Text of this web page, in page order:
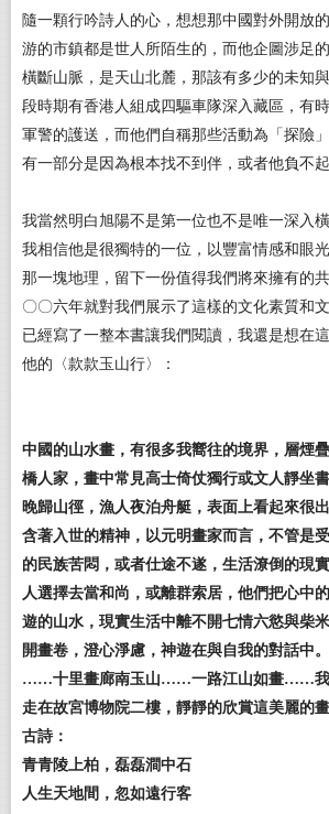
隨一顆行吟詩人的心，想想那中國對外開放
游的市鎮都是世人所陌生的，而他企圖涉足
橫斷山脈，是天山北麓，那該有多少的未知
段時期有香港人組成四驅車隊深入藏區，有
軍警的護送，而他們自稱那些活動為「探險
有一部分是因為根本找不到伴，或者他負不起
我當然明白旭陽不是第一位也不是唯一深入
我相信他是很獨特的一位，以豐富情感和眼
那一塊地理，留下一份值得我們將來擁有的
〇〇六年就對我們展示了這樣的文化素質和
已經寫了一整本書讓我們閱讀，我還是想在
他的〈款款玉山行〉：
中國的山水畫，有很多我嚮往的境界，層煙
橋人家，畫中常見高士倚仗獨行或文人靜坐
晚歸山徑，漁人夜泊舟艇，表面上看起來很
含著入世的精神，以元明畫家而言，不管是
的民族苦悶，或者仕途不遂，生活潦倒的現
人選擇去當和尚，或離群索居，他們把心中
遊的山水，現實生活中離不開七情六慾與柴
開畫卷，澄心淨慮，神遊在與自我的對話中。
……十里畫廊南玉山……一路江山如畫……我
走在故宮博物院二樓，靜靜的欣賞這美麗的
古詩：
青青陵上柏，磊磊澗中石
人生天地間，忽如遠行客